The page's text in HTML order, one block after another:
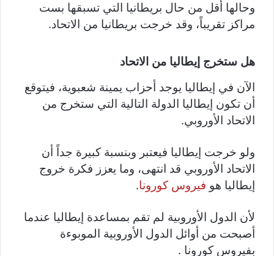
وحالها أقل من حال بريطانيا التي تسبقها بست
مراكز تقريباً، وقد خرجت بريطانيا من الاتحاد.
هل ستخرج إيطاليا من الاتحاد
الآن في إيطاليا يوجد أحزاب يمينة شعبوية، فيتوقع
أن تكون إيطاليا الدولة التالية التي ستخرج من
الاتحاد الأوروبي.
ولو خرجت إيطاليا فيعتبر وبنسبة كبيرة جداً أن
الاتحاد الأوروبي قد انتهى، وما يعزز فكرة خروج
إيطاليا هو فيروس كورونا.
لأن الدول الأوروبية لم تقم بمساعدة إيطاليا عندما
أصبحت من أوائل الدول الأوروبية الموبوءة
بفيروس كورونا .